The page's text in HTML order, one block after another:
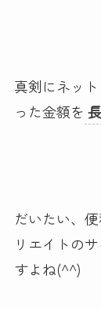
真剣にネッ
った金額を
だいたい、
リエイトの
すよね(^^)